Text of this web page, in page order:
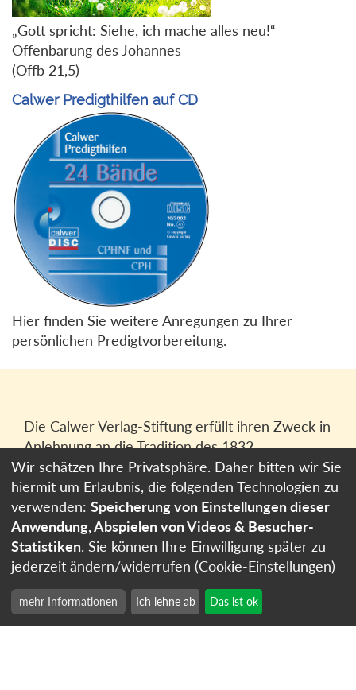
„Gott spricht: Siehe, ich mache alles neu!“
Offenbarung des Johannes
(Offb 21,5)
Calwer Predigthilfen auf CD
Hier finden Sie weitere Anregungen zu Ihrer
persönlichen Predigtvorbereitung.
Die Calwer Verlag-Stiftung erfüllt ihren Zweck in
Anlehnung an die Tradition des 1832
gegründeten Calwer Verlagsvereins, der
heutigen Calwer Verlag Bücher und Medien
GmbHin Stuttgart.
Impressum
Datenschutzerklärung
Cookie-Einstellungen
Wir schätzen Ihre Privatsphäre. Daher bitten wir Sie
hiermit um Erlaubnis, die folgenden Technologien zu
verwenden: Speicherung von Einstellungen dieser
Anwendung, Abspielen von Videos & Besucher-
Statistiken. Sie können Ihre Einwilligung später zu
jederzeit ändern/widerrufen (Cookie-Einstellungen)
mehr Informationen Ich lehne ab Das ist ok